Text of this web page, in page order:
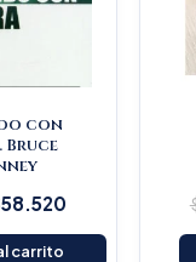
con
Bruce
58.520
carrito